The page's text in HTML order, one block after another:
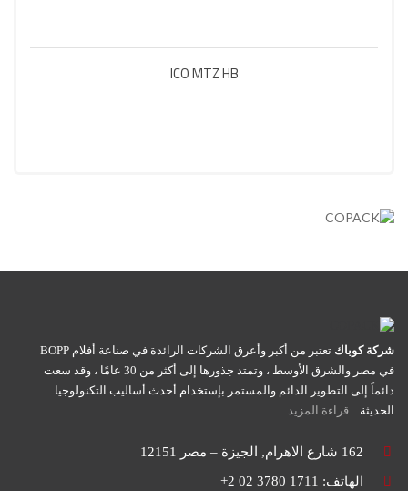
ICO MTZ HB
شركة كوباك
تعتبر من أكبر وأعرق الشركات الرائدة في صناعة أفلام BOPP
في مصر والشرق الأوسط ، وتمتد جذورها إلى أكثر من 30 عامًا ، وقد سعت
دائماً إلى التطوير الدائم والمستمر بإستخدام أحدث أساليب التكنولوجيا
الحديثة .. قراءة المزيد
162 شارع الاهرام, الجيزة – مصر 12151
الهاتف: 1711 3780 02 2+